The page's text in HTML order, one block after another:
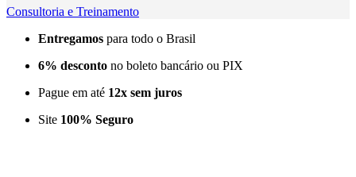
Litepanels
LoveFoto
LowePro
Lumitecfoto
Consultoria e Treinamento
Entregamos para todo o Brasil
6% desconto no boleto bancário ou PIX
Pague em até 12x sem juros
Site 100% Seguro